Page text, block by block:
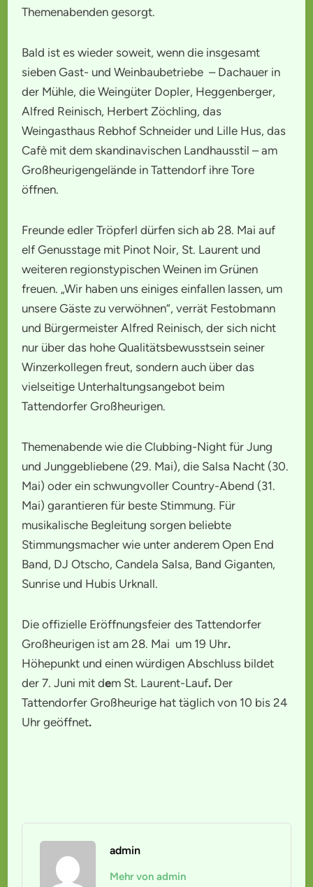
Themenabenden gesorgt.
Bald ist es wieder soweit, wenn die insgesamt
sieben Gast- und Weinbaubetriebe – Dachauer in
der Mühle, die Weingüter Dopler, Heggenberger,
Alfred Reinisch, Herbert Zöchling, das
Weingasthaus Rebhof Schneider und Lille Hus, das
Cafè mit dem skandinavischen Landhausstil – am
Großheurigengelände in Tattendorf ihre Tore
öffnen.
Freunde edler Tröpferl dürfen sich ab 28. Mai auf
elf Genusstage mit Pinot Noir, St. Laurent und
weiteren regionstypischen Weinen im Grünen
freuen. „Wir haben uns einiges einfallen lassen, um
unsere Gäste zu verwöhnen“, verrät Festobmann
und Bürgermeister Alfred Reinisch, der sich nicht
nur über das hohe Qualitätsbewusstsein seiner
Winzerkollegen freut, sondern auch über das
vielseitige Unterhaltungsangebot beim
Tattendorfer Großheurigen.
Themenabende wie die Clubbing-Night für Jung
und Junggebliebene (29. Mai), die Salsa Nacht (30.
Mai) oder ein schwungvoller Country-Abend (31.
Mai) garantieren für beste Stimmung. Für
musikalische Begleitung sorgen beliebte
Stimmungsmacher wie unter anderem Open End
Band, DJ Otscho, Candela Salsa, Band Giganten,
Sunrise und Hubis Urknall.
Die offizielle Eröffnungsfeier des Tattendorfer
Großheurigen ist am 28. Mai um 19 Uhr.
Höhepunkt und einen würdigen Abschluss bildet
der 7. Juni mit dem St. Laurent-Lauf. Der
Tattendorfer Großheurige hat täglich von 10 bis 24
Uhr geöffnet.
admin
Mehr von admin